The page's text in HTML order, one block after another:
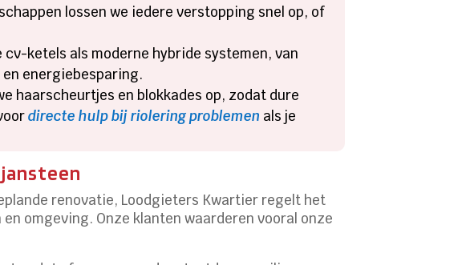
lossen we iedere verstopping snel op, of
ketels als moderne hybride systemen, van
energiebesparing.
haarscheurtjes en blokkades op, zodat dure
directe hulp bij riolering problemen als je
renovatie, Loodgieters Kwartier regelt het
omgeving. Onze klanten waarderen vooral onze